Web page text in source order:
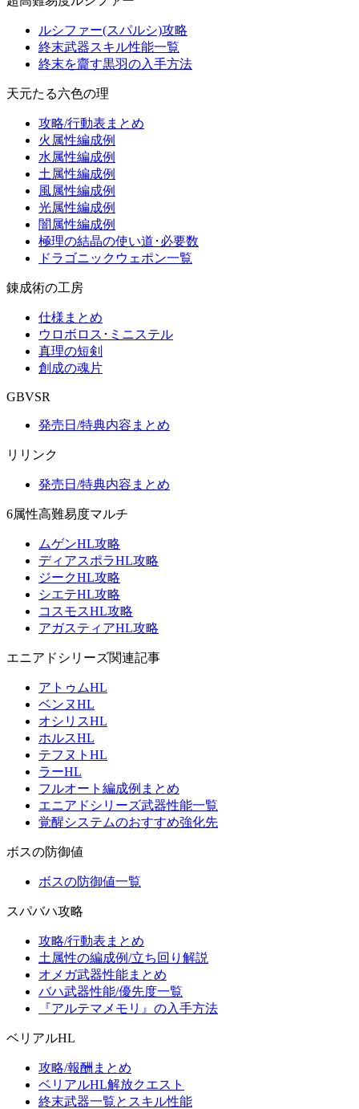
ルシファー(スパルシ)攻略
終末武器スキル性能一覧
終末を齎す黒羽の入手方法
天元たる六色の理
攻略/行動表まとめ
火属性編成例
水属性編成例
土属性編成例
風属性編成例
光属性編成例
闇属性編成例
極理の結晶の使い道･必要数
ドラゴニックウェポン一覧
錬成術の工房
仕様まとめ
ウロボロス･ミニステル
真理の短剣
創成の魂片
GBVSR
発売日/特典内容まとめ
リリンク
発売日/特典内容まとめ
6属性高難易度マルチ
ムゲンHL攻略
ディアスポラHL攻略
ジークHL攻略
シエテHL攻略
コスモスHL攻略
アガスティアHL攻略
エニアドシリーズ関連記事
アトゥムHL
ベンヌHL
オシリスHL
ホルスHL
テフヌトHL
ラーHL
フルオート編成例まとめ
エニアドシリーズ武器性能一覧
覚醒システムのおすすめ強化先
ボスの防御値
ボスの防御値一覧
スパバハ攻略
攻略/行動表まとめ
土属性の編成例/立ち回り解説
オメガ武器性能まとめ
バハ武器性能/優先度一覧
『アルテマメモリ』の入手方法
ベリアルHL
攻略/報酬まとめ
ベリアルHL解放クエスト
終末武器一覧とスキル性能